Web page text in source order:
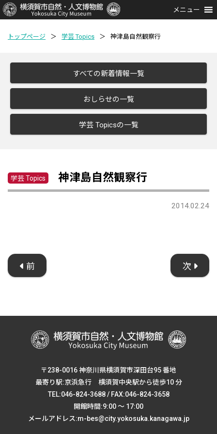
メニュー
トップページ ＞ 学芸 Topics ＞ 神津島自然観察行
すべての新着情報一覧
おしらせの一覧
学芸 Topicsの一覧
学芸 Topics 神津島自然観察行
2014.02.24
前 次
〒238-0016 神奈川県横須賀市深田台95 番地
最寄り駅:京浜急行 横須賀中央駅から徒歩10 分
TEL:046-824-3688 / FAX:046-824-3658
開館時間:9:00 ～ 17:00
メールアドレス:m-bes@city.yokosuka.kanagawa.jp